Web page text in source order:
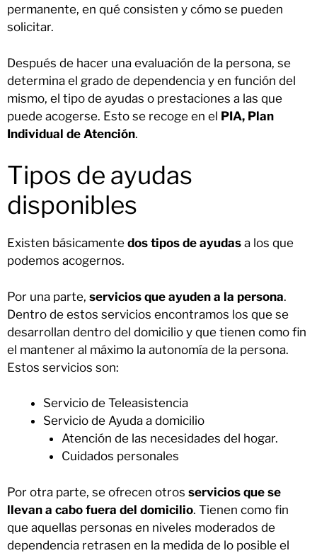
permanente, en qué consisten y cómo se pueden
solicitar.
Después de hacer una evaluación de la persona, se
determina el grado de dependencia y en función del
mismo, el tipo de ayudas o prestaciones a las que
puede acogerse. Esto se recoge en el PIA, Plan
Individual de Atención.
Tipos de ayudas
disponibles
Existen básicamente dos tipos de ayudas a los que
podemos acogernos.
Por una parte, servicios que ayuden a la persona.
Dentro de estos servicios encontramos los que se
desarrollan dentro del domicilio y que tienen como fin
el mantener al máximo la autonomía de la persona.
Estos servicios son:
Servicio de Teleasistencia
Servicio de Ayuda a domicilio
Atención de las necesidades del hogar.
Cuidados personales
Por otra parte, se ofrecen otros servicios que se
llevan a cabo fuera del domicilio. Tienen como fin
que aquellas personas en niveles moderados de
dependencia retrasen en la medida de lo posible el